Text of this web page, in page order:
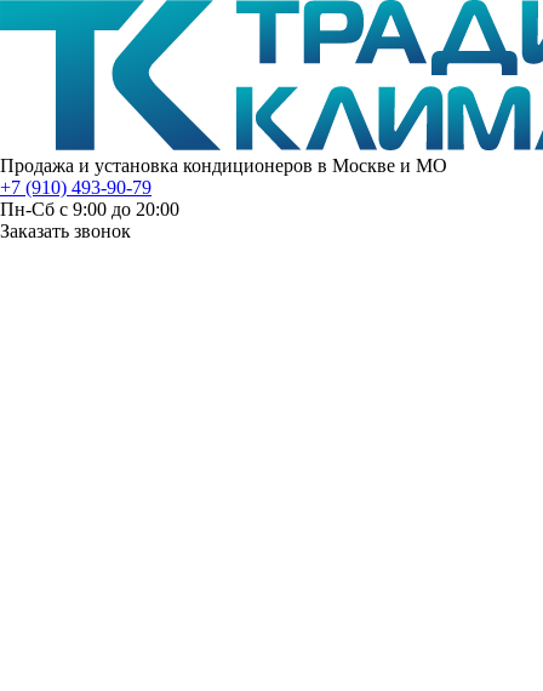
Продажа и установка кондиционеров в Москве и МО
+7 (910) 493-90-79
Пн-Сб с 9:00 до 20:00
Заказать звонок